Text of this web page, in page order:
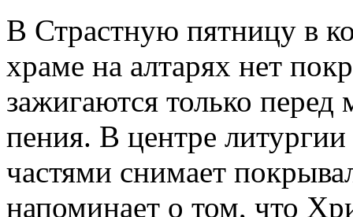
В Страстную пятницу в
храме на алтарях нет
зажигаются только
пения. В центре
частями снимает
напоминает о том, что